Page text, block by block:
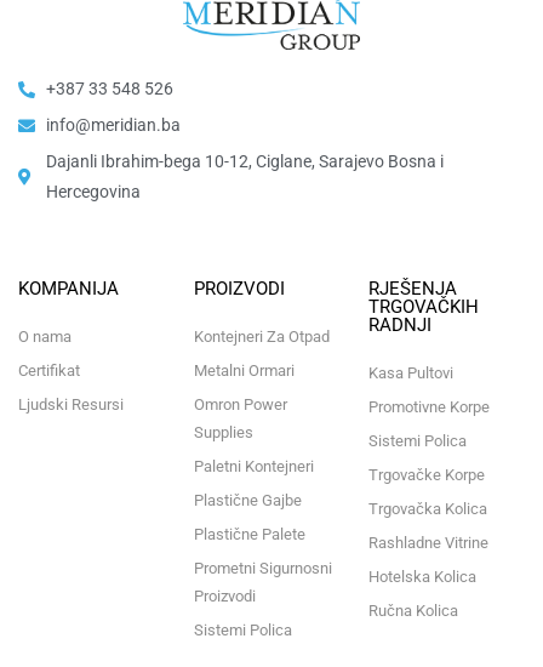
+387 33 548 526
info@meridian.ba
Dajanli Ibrahim-bega 10-12, Ciglane, Sarajevo Bosna i
Hercegovina​
KOMPANIJA
O nama
Certifikat
Ljudski Resursi
PROIZVODI
Kontejneri Za Otpad
Metalni Ormari
Omron Power
Supplies
Paletni Kontejneri
Plastične Gajbe
Plastične Palete
Prometni Sigurnosni
Proizvodi
Sistemi Polica
RJEŠENJA
TRGOVAČKIH
RADNJI
Kasa Pultovi
Promotivne Korpe
Sistemi Polica
Trgovačke Korpe
Trgovačka Kolica
Rashladne Vitrine
Hotelska Kolica
Ručna Kolica